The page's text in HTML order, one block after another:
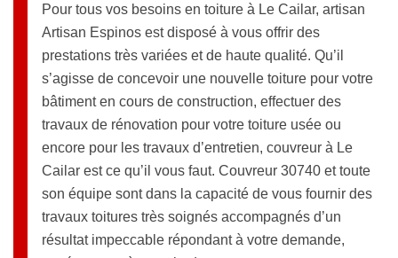
Pour tous vos besoins en toiture à Le Cailar, artisan
Artisan Espinos est disposé à vous offrir des
prestations très variées et de haute qualité. Qu’il
s’agisse de concevoir une nouvelle toiture pour votre
bâtiment en cours de construction, effectuer des
travaux de rénovation pour votre toiture usée ou
encore pour les travaux d’entretien, couvreur à Le
Cailar est ce qu’il vous faut. Couvreur 30740 et toute
son équipe sont dans la capacité de vous fournir des
travaux toitures très soignés accompagnés d’un
résultat impeccable répondant à votre demande,